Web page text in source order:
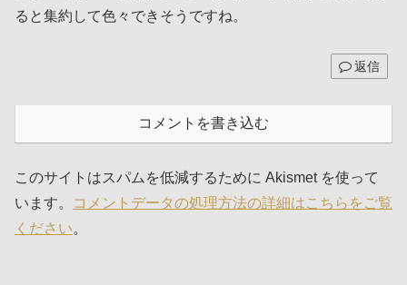
ると集約して色々できそうですね。
返信
コメントを書き込む
このサイトはスパムを低減するために Akismet を使って
います。
コメントデータの処理方法の詳細はこちらをご覧
ください。